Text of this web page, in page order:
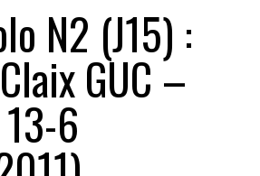
N2 (J15) :
GUC –
6